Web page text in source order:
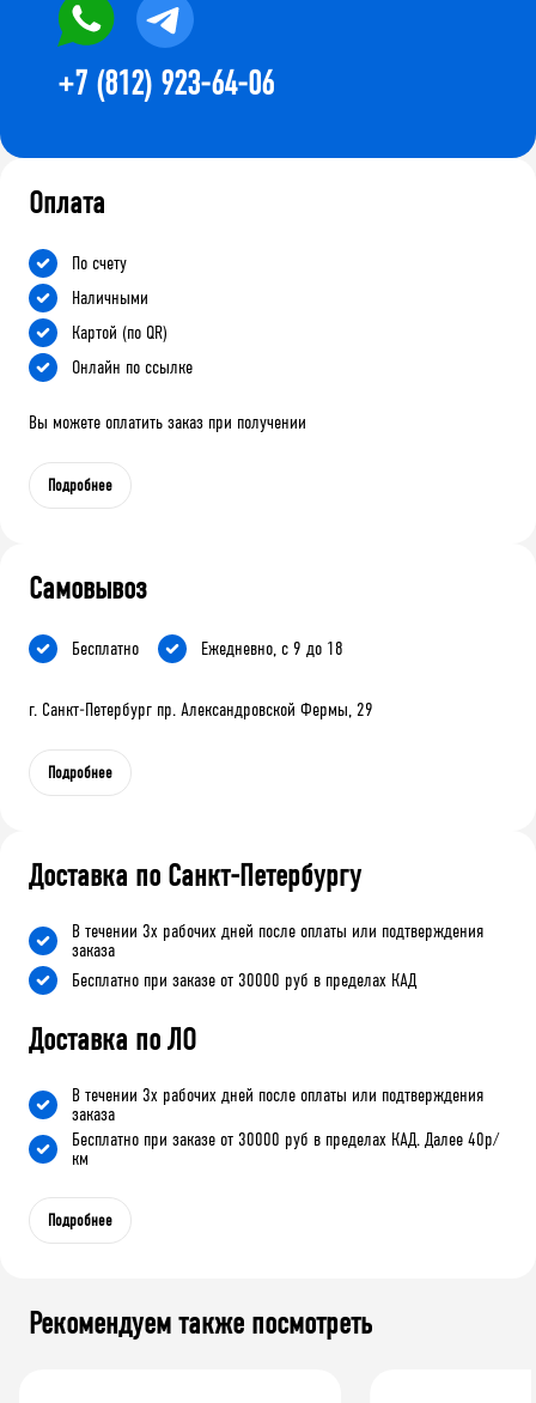
+7 (812) 923-64-06
Оплата
По счету
Наличными
Картой (по QR)
Онлайн по ссылке
Вы можете оплатить заказ при получении
Подробнее
Самовывоз
Бесплатно Ежедневно, с 9 до 18
г. Санкт-Петербург пр. Александровской Фермы, 29
Подробнее
Доставка по Санкт-Петербургу
В течении 3х рабочих дней после оплаты или подтверждения
заказа
Бесплатно при заказе от 30000 руб в пределах КАД
Доставка по ЛО
В течении 3х рабочих дней после оплаты или подтверждения
заказа
Бесплатно при заказе от 30000 руб в пределах КАД. Далее 40р/
км
Подробнее
Рекомендуем также посмотреть